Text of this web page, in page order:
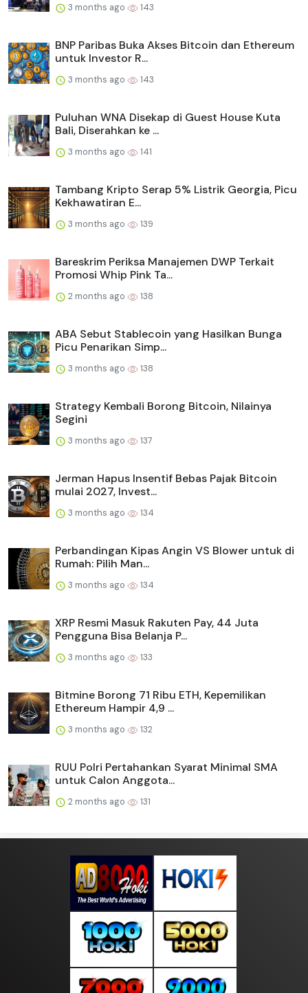
3 months ago 143
BNP Paribas Buka Akses Bitcoin dan Ethereum
untuk Investor R...
3 months ago 143
Puluhan WNA Disekap di Guest House Kuta
Bali, Diserahkan ke ...
3 months ago 141
Tambang Kripto Serap 5% Listrik Georgia, Picu
Kekhawatiran E...
3 months ago 139
Bareskrim Periksa Manajemen DWP Terkait
Promosi Whip Pink Ta...
2 months ago 138
ABA Sebut Stablecoin yang Hasilkan Bunga
Picu Penarikan Simp...
3 months ago 138
Strategy Kembali Borong Bitcoin, Nilainya
Segini
3 months ago 137
Jerman Hapus Insentif Bebas Pajak Bitcoin
mulai 2027, Invest...
3 months ago 134
Perbandingan Kipas Angin VS Blower untuk di
Rumah: Pilih Man...
3 months ago 134
XRP Resmi Masuk Rakuten Pay, 44 Juta
Pengguna Bisa Belanja P...
3 months ago 133
Bitmine Borong 71 Ribu ETH, Kepemilikan
Ethereum Hampir 4,9 ...
3 months ago 132
RUU Polri Pertahankan Syarat Minimal SMA
untuk Calon Anggota...
2 months ago 131